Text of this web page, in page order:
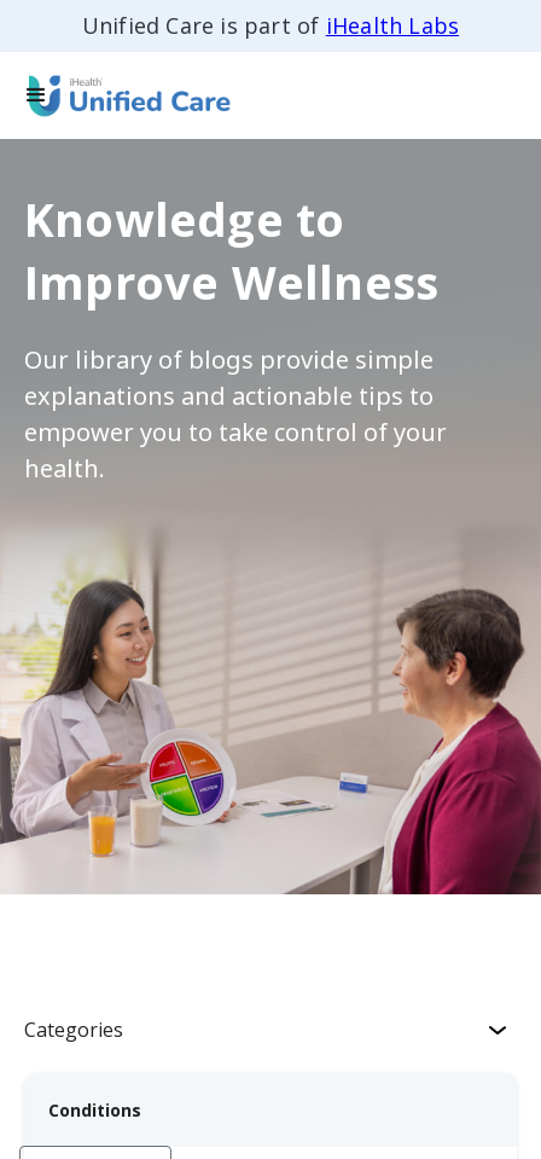
Unified Care is part of iHealth Labs
Knowledge to
Improve Wellness
Our library of blogs provide simple
explanations and actionable tips to
empower you to take control of your
health.
Categories
Conditions